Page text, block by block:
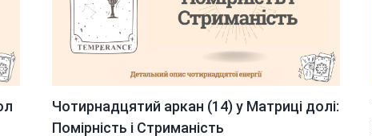
Чотирнадцятий аркан (14) у Матриці долі:
Помірність і Стриманість